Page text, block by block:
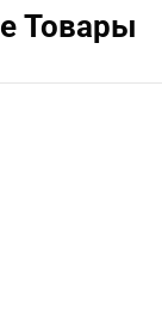
Товары